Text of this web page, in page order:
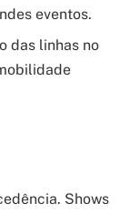
eventos.
das linhas no
Shows